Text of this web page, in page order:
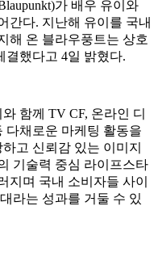
가 배우 유이와
간다. 지난해 유이를 국내
해 온 블라우풍트는 상호
결했다고 4일 밝혔다.
함께 TV CF, 온라인 디
다채로운 마케팅 활동을
고 신뢰감 있는 이미지
기술력 중심 라이프스타
지며 국내 소비자들 사이
라는 성과를 거둘 수 있